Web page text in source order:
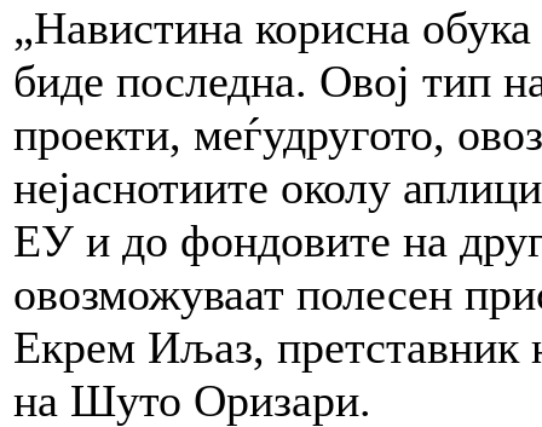
„Навистина корисна
биде последна. Овој тип
проекти, меѓудругото,
нејаснотиите околу
ЕУ и до фондовите на
овозможуваат полесен
Екрем Иљаз, претставник
на Шуто Оризари.